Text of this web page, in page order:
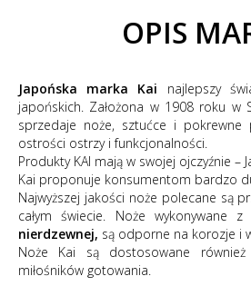
OPIS
Japońska marka Kai najlepszy
japońskich. Założona w 1908 roku w
sprzedaje noże, sztućce i pokrewne
ostrości ostrzy i funkcjonalności.
Produkty KAI mają w swojej ojczyźnie –
Kai proponuje konsumentom bardzo
Najwyższej jakości noże polecane są
całym świecie. Noże wykonywane z
nierdzewnej, są odporne na korozje i
Noże Kai są dostosowane
miłośników gotowania.